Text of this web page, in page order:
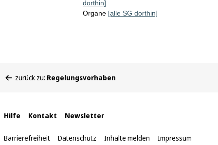
dorthin]
Organe [alle SG dorthin]
befinden
zurück zu: Regelungsvorhaben
Interne
Links
Hilfe Kontakt Newsletter
Barrierefreiheit Datenschutz Inhalte melden Impressum